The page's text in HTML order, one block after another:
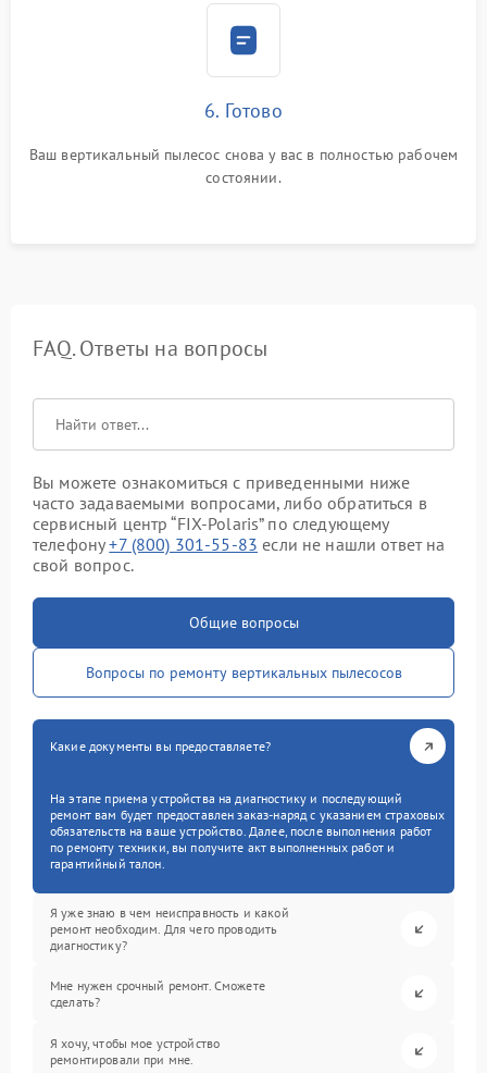
6. Готово
Ваш вертикальный пылесос снова у вас в полностью рабочем
состоянии.
FAQ. Ответы на вопросы
Вы можете ознакомиться с приведенными ниже
часто задаваемыми вопросами, либо обратиться в
сервисный центр “FIX-Polaris” по следующему
телефону+7 (800) 301-55-83 если не нашли ответ на
свой вопрос.
Общие вопросы
Вопросы по ремонту вертикальных пылесосов
Какие документы вы предоставляете?
На этапе приема устройства на диагностику и последующий
ремонт вам будет предоставлен заказ-наряд с указанием страховых
обязательств на ваше устройство. Далее, после выполнения работ
по ремонту техники, вы получите акт выполненных работ и
гарантийный талон.
Я уже знаю в чем неисправность и какой
ремонт необходим. Для чего проводить
диагностику?
Мне нужен срочный ремонт. Сможете
сделать?
Я хочу, чтобы мое устройство
ремонтировали при мне.